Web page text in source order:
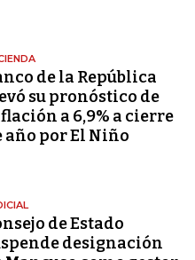
de la República
su pronóstico de
a 6,9% a cierre
año por El Niño
de Estado
designación